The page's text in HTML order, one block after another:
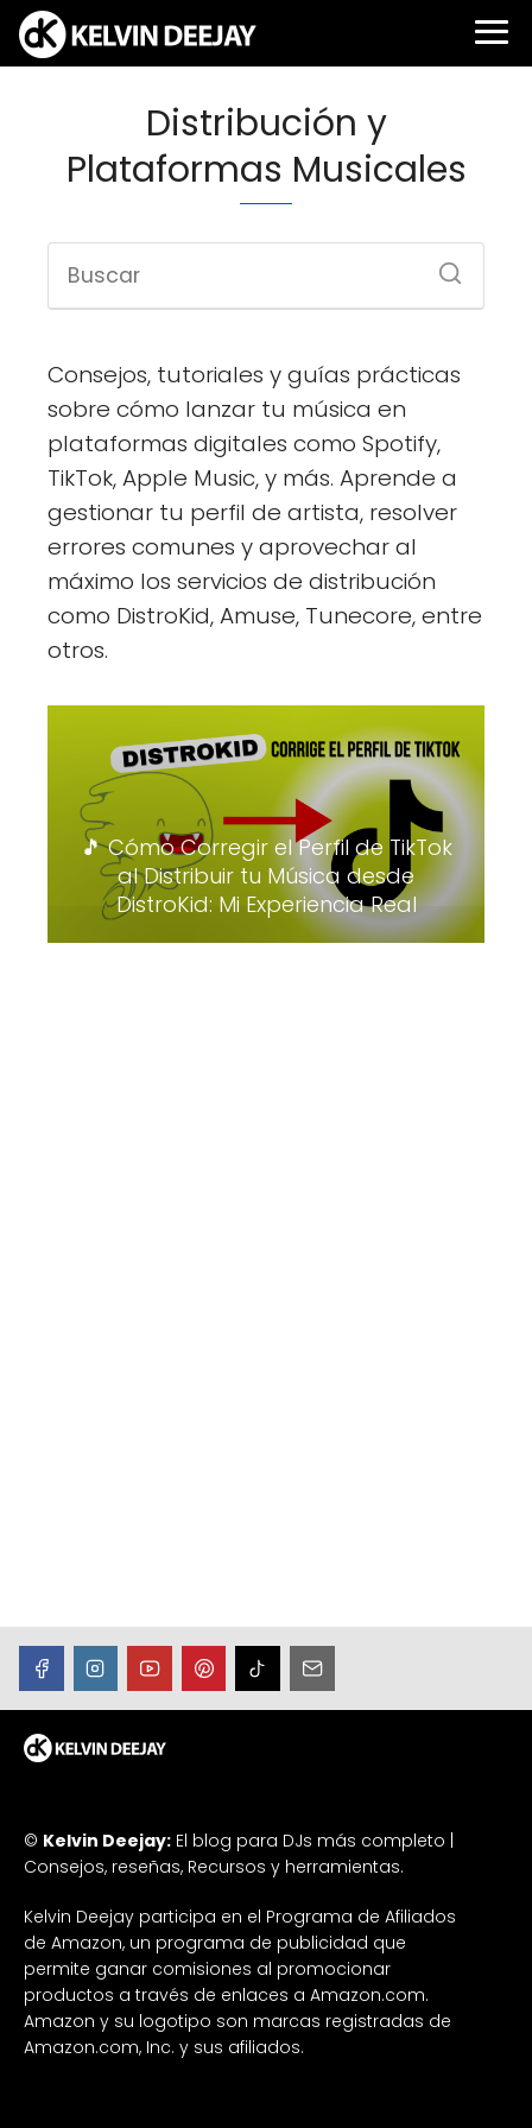
Distribución y
Plataformas Musicales
Consejos, tutoriales y guías prácticas
sobre cómo lanzar tu música en
plataformas digitales como Spotify,
TikTok, Apple Music, y más. Aprende a
gestionar tu perfil de artista, resolver
errores comunes y aprovechar al
máximo los servicios de distribución
como DistroKid, Amuse, Tunecore, entre
otros.
🎵 Cómo Corregir el Perfil de TikTok
al Distribuir tu Música desde
DistroKid: Mi Experiencia Real
© Kelvin Deejay: El blog para DJs más completo |
Consejos, reseñas, Recursos y herramientas.
Kelvin Deejay participa en el Programa de Afiliados
de Amazon, un programa de publicidad que
permite ganar comisiones al promocionar
productos a través de enlaces a Amazon.com.
Amazon y su logotipo son marcas registradas de
Amazon.com, Inc. y sus afiliados.